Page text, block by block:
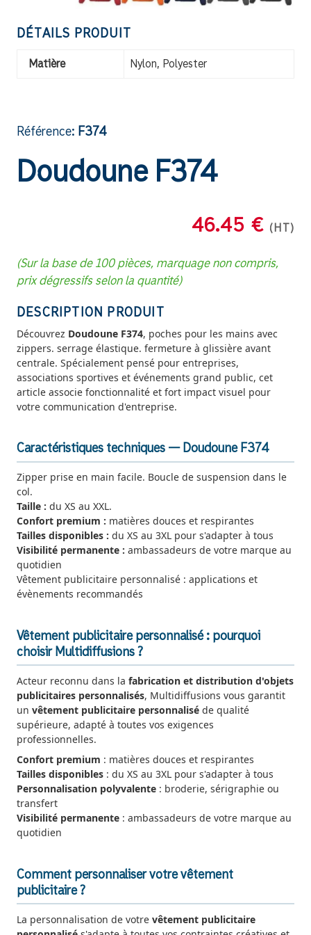
DÉTAILS PRODUIT
Matière Nylon, Polyester
Référence: F374
Doudoune F374
46.45 € (HT)
(Sur la base de 100 pièces, marquage non compris,
prix dégressifs selon la quantité)
DESCRIPTION PRODUIT
Découvrez Doudoune F374, poches pour les mains avec
zippers. serrage élastique. fermeture à glissière avant
centrale. Spécialement pensé pour entreprises,
associations sportives et événements grand public, cet
article associe fonctionnalité et fort impact visuel pour
votre communication d'entreprise.
Caractéristiques techniques — Doudoune F374
Zipper prise en main facile. Boucle de suspension dans le
col.
Taille : du XS au XXL.
Confort premium : matières douces et respirantes
Tailles disponibles : du XS au 3XL pour s'adapter à tous
Visibilité permanente : ambassadeurs de votre marque au
quotidien
Vêtement publicitaire personnalisé : applications et
évènements recommandés
Vêtement publicitaire personnalisé : pourquoi
choisir Multidiffusions ?
Acteur reconnu dans la fabrication et distribution d'objets
publicitaires personnalisés, Multidiffusions vous garantit
un vêtement publicitaire personnalisé de qualité
supérieure, adapté à toutes vos exigences
professionnelles.
Confort premium : matières douces et respirantes
Tailles disponibles : du XS au 3XL pour s'adapter à tous
Personnalisation polyvalente : broderie, sérigraphie ou
transfert
Visibilité permanente : ambassadeurs de votre marque au
quotidien
Comment personnaliser votre vêtement
publicitaire ?
La personnalisation de votre vêtement publicitaire